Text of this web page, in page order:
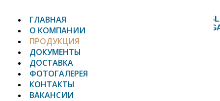
ГЛАВНАЯ
О КОМПАНИИ
ПРОДУКЦИЯ
ДОКУМЕНТЫ
ДОСТАВКА
ФОТОГАЛЕРЕЯ
КОНТАКТЫ
ВАКАНСИИ